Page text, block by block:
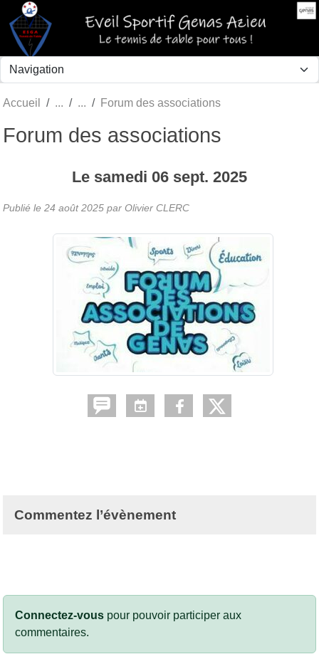
Accueil Forum des associations
Forum des associations
Le samedi 06 sept. 2025
Publié le 24 août 2025 par Olivier CLERC
Commentez l’évènement
Connectez-vous pour pouvoir participer aux
commentaires.
Panneau de gestion des cookies